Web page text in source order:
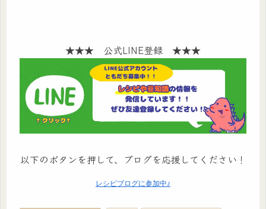
★★★ 公式LINE登録 ★★★
以下のボタンを押して、ブログを応援してください！
レシピブログに参加中♪